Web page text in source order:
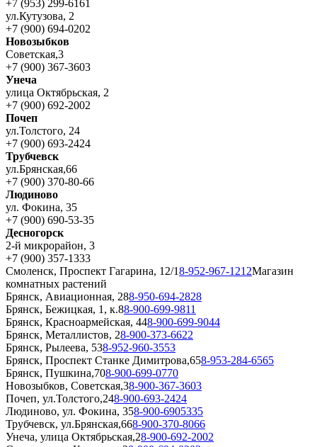
+7 (953) 299-6161
ул.Кутузова, 2
+7 (900) 694-0202
Новозыбков
Советская,3
+7 (900) 367-3603
Унеча
улица Октябрьская, 2
+7 (900) 692-2002
Почеп
ул.Толстого, 24
+7 (900) 693-2424
Трубчевск
ул.Брянская,66
+7 (900) 370-80-66
Людиново
ул. Фокина, 35
+7 (900) 690-53-35
Десногорск
2-й микрорайон, 3
+7 (900) 357-1333
Смоленск, Проспект Гагарина, 12/18-952-967-1212Магазин
комнатных растений
Брянск, Авиационная, 288-950-694-2828
Брянск, Бежицкая, 1, к.88-900-699-9811
Брянск, Красноармейская, 448-900-699-9044
Брянск, Металлистов, 28-900-373-6622
Брянск, Рылеева, 538-952-960-3553
Брянск, Проспект Станке Димитрова,658-953-284-6565
Брянск, Пушкина,708-900-699-0770
Новозыбков, Советская,38-900-367-3603
Почеп, ул.Толстого,248-900-693-2424
Людиново, ул. Фокина, 358-900-6905335
Трубчевск, ул.Брянская,668-900-370-8066
Унеча, улица Октябрьская,28-900-692-2002